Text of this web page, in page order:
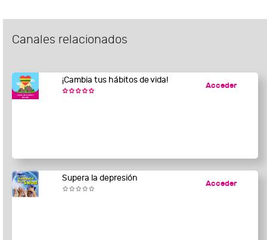
Canales relacionados
¡Cambia tus hábitos de vida!
Acceder
Supera la depresión
Acceder